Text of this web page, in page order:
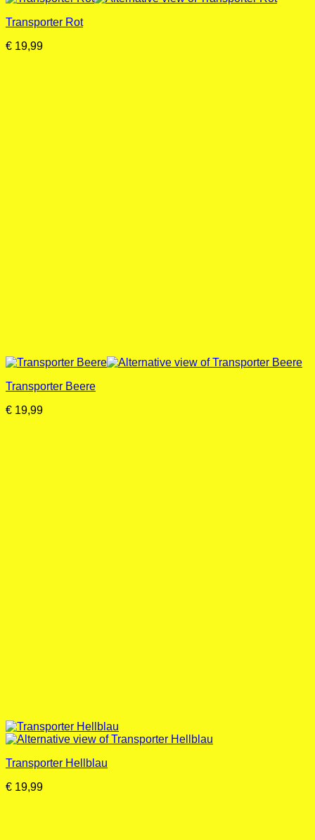
Transporter Rot
€ 19,99
Transporter Beere
€ 19,99
Transporter Hellblau
€ 19,99